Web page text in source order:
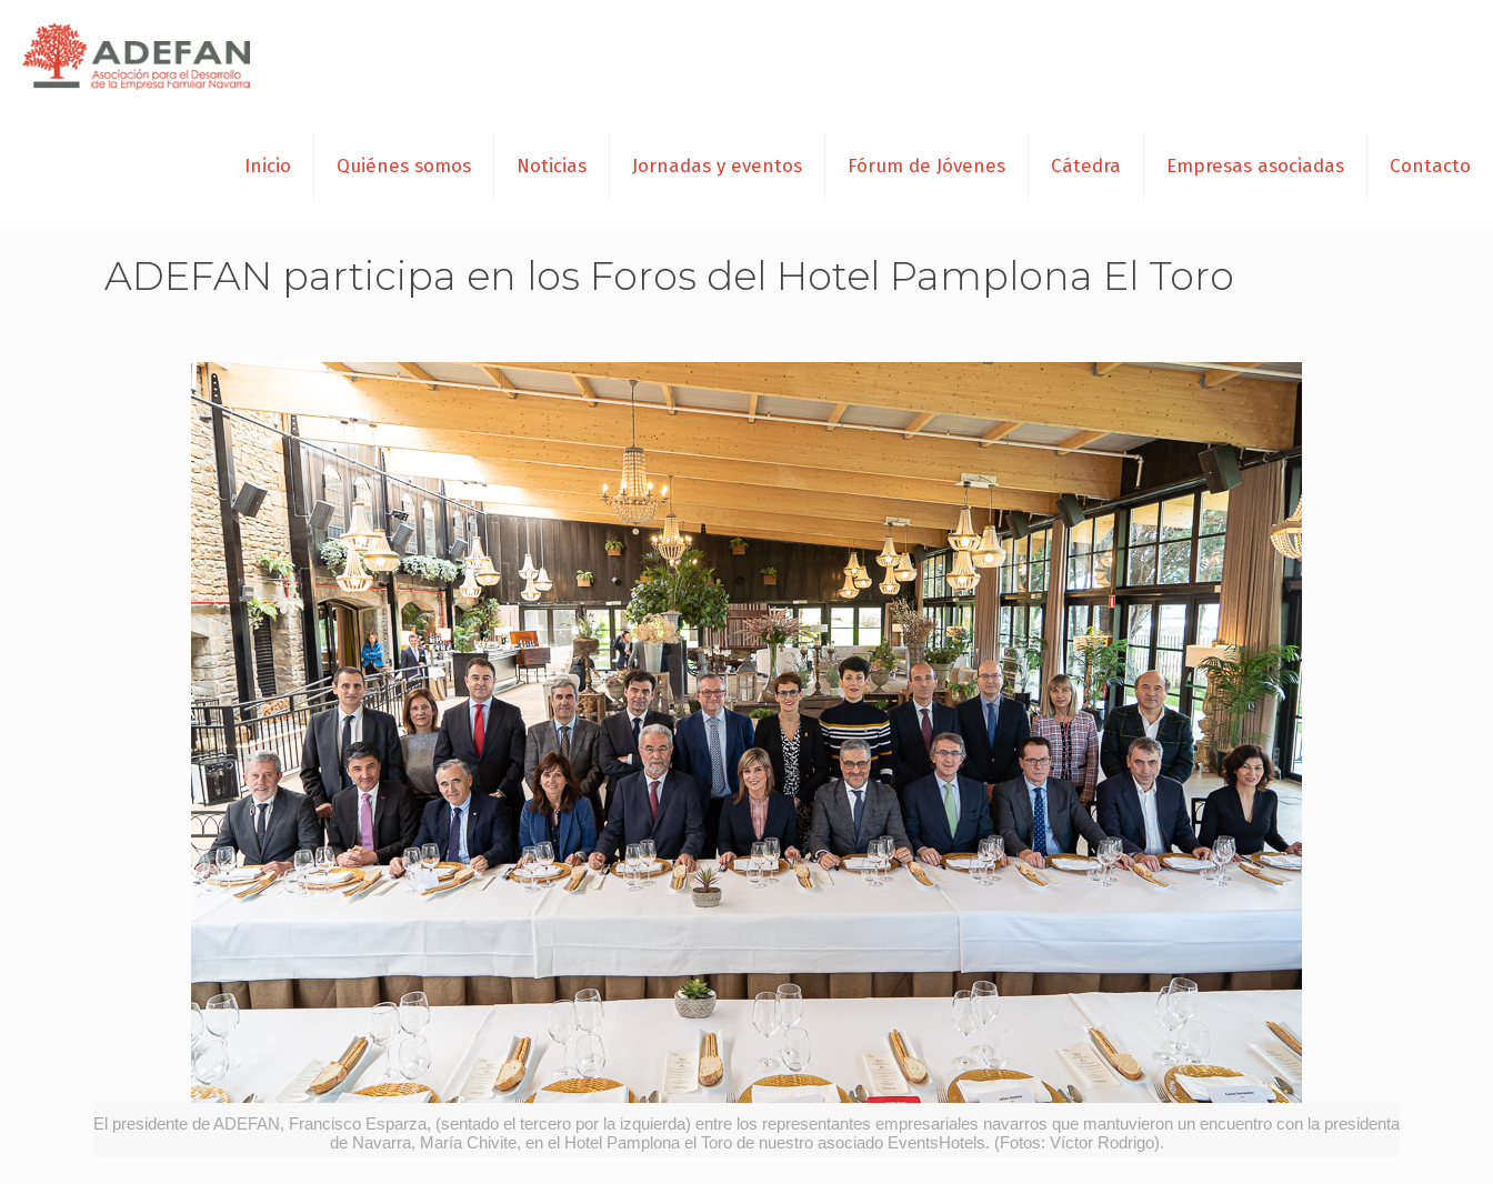
Inicio Quiénes somos Noticias Jornadas y eventos Fórum de Jóvenes Cátedra Empresas asociadas Contacto
ADEFAN participa en los Foros del Hotel Pamplona El Toro
El presidente de ADEFAN, Francisco Esparza, (sentado el tercero por la izquierda) entre los representantes empresariales navarros que mantuvieron un encuentro con la presidenta
de Navarra, María Chivite, en el Hotel Pamplona el Toro de nuestro asociado EventsHotels. (Fotos: Víctor Rodrigo).